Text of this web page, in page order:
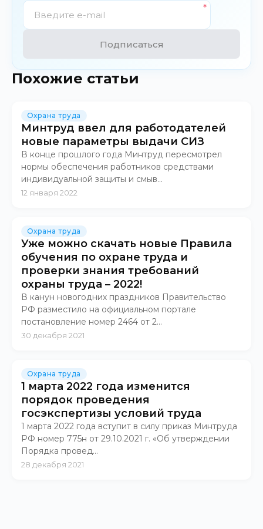
Подписаться
Похожие статьи
Охрана труда
Минтруд ввел для работодателей
новые параметры выдачи СИЗ
В конце прошлого года Минтруд пересмотрел
нормы обеспечения работников средствами
индивидуальной защиты и смыв...
12 января 2022
Охрана труда
Уже можно скачать новые Правила
обучения по охране труда и
проверки знания требований
охраны труда – 2022!
В канун новогодних праздников Правительство
РФ разместило на официальном портале
постановление номер 2464 от 2...
30 декабря 2021
Охрана труда
1 марта 2022 года изменится
порядок проведения
госэкспертизы условий труда
1 марта 2022 года вступит в силу приказ Минтруда
РФ номер 775н от 29.10.2021 г. «Об утверждении
Порядка провед...
28 декабря 2021